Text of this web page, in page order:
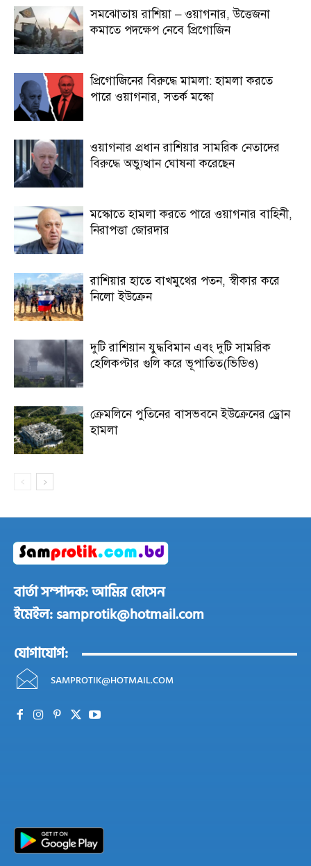
সমঝোতায় রাশিয়া – ওয়াগনার, উত্তেজনা
কমাতে পদক্ষেপ নেবে প্রিগোজিন
প্রিগোজিনের বিরুদ্ধে মামলা: হামলা করতে
পারে ওয়াগনার, সতর্ক মস্কো
ওয়াগনার প্রধান রাশিয়ার সামরিক নেতাদের
বিরুদ্ধে অভ্যুত্থান ঘোষনা করেছেন
মস্কোতে হামলা করতে পারে ওয়াগনার বাহিনী,
নিরাপত্তা জোরদার
রাশিয়ার হাতে বাখমুথের পতন, স্বীকার করে
নিলো ইউক্রেন
দুটি রাশিয়ান যুদ্ধবিমান এবং দুটি সামরিক
হেলিকপ্টার গুলি করে ভূপাতিত(ভিডিও)
ক্রেমলিনে পুতিনের বাসভবনে ইউক্রেনের ড্রোন
হামলা
বার্তা সম্পাদক: আমির হোসেন
ইমেইল: samprotik@hotmail.com
যোগাযোগ:
SAMPROTIK@HOTMAIL.COM